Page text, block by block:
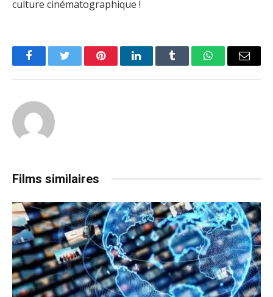
culture cinématographique !
FacebookTwitter PinterestLinkedInTumblr WhatsAppEmail
Films similaires